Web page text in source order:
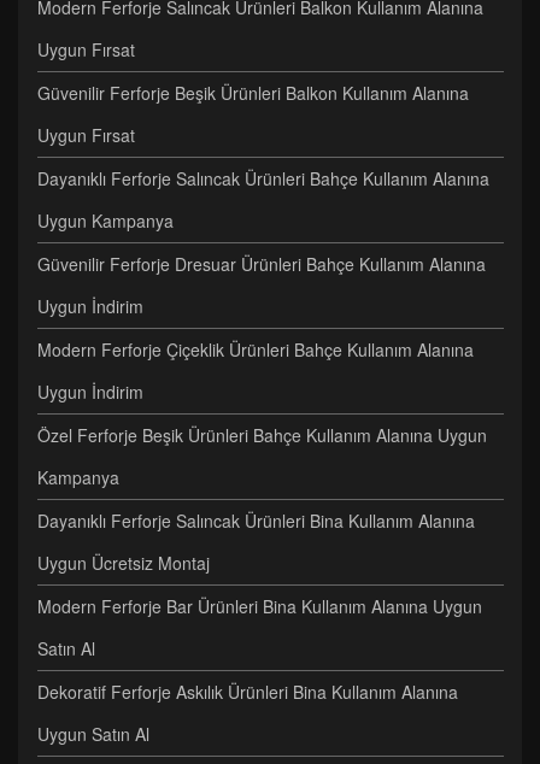
Modern Ferforje Salıncak Ürünleri Balkon Kullanım Alanına
Uygun Fırsat
Güvenilir Ferforje Beşik Ürünleri Balkon Kullanım Alanına
Uygun Fırsat
Dayanıklı Ferforje Salıncak Ürünleri Bahçe Kullanım Alanına
Uygun Kampanya
Güvenilir Ferforje Dresuar Ürünleri Bahçe Kullanım Alanına
Uygun İndirim
Modern Ferforje Çiçeklik Ürünleri Bahçe Kullanım Alanına
Uygun İndirim
Özel Ferforje Beşik Ürünleri Bahçe Kullanım Alanına Uygun
Kampanya
Dayanıklı Ferforje Salıncak Ürünleri Bina Kullanım Alanına
Uygun Ücretsiz Montaj
Modern Ferforje Bar Ürünleri Bina Kullanım Alanına Uygun
Satın Al
Dekoratif Ferforje Askılık Ürünleri Bina Kullanım Alanına
Uygun Satın Al